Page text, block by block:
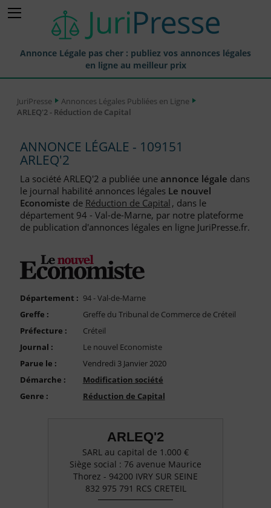
Annonce Légale pas cher : publiez vos annonces légales
en ligne au meilleur prix
Annonces Légales Publiées
Journaux Habilités (JAL) Annonces Légales
Départements pour la Publication d'Annonces Légales
Liste des Greffes
Liste des CCI
FAQ
Nous Contacter
Compte PRO
JuriPresse
Annonces Légales Publiées en Ligne
ARLEQ'2 - Réduction de Capital
ANNONCE LÉGALE - 109151
ARLEQ'2
La société ARLEQ'2 a publiée une annonce légale dans
le journal habilité annonces légales Le nouvel
Economiste de Réduction de Capital, dans le
département 94 - Val-de-Marne, par notre plateforme
de publication d'annonces légales en ligne JuriPresse.fr.
Département : 94 - Val-de-Marne
Greffe :
Greffe du Tribunal de Commerce de Créteil
Préfecture :
Créteil
Journal :
Le nouvel Economiste
Parue le :
Vendredi 3 Janvier 2020
Démarche :
Modification société
Genre :
Réduction de Capital
ARLEQ'2
SARL au capital de 1.000 €
Siège social : 76 avenue Maurice
Thorez - 94200 IVRY SUR SEINE
832 975 791 RCS CRETEIL